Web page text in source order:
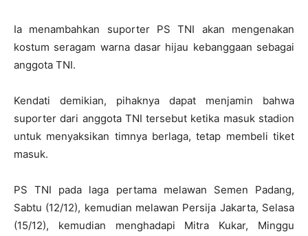
Ia menambahkan suporter PS TNI akan mengenakan
kostum seragam warna dasar hijau kebanggaan sebagai
anggota TNI.
Kendati demikian, pihaknya dapat menjamin bahwa
suporter dari anggota TNI tersebut ketika masuk stadion
untuk menyaksikan timnya berlaga, tetap membeli tiket
masuk.
PS TNI pada laga pertama melawan Semen Padang,
Sabtu (12/12), kemudian melawan Persija Jakarta, Selasa
(15/12), kemudian menghadapi Mitra Kukar, Minggu